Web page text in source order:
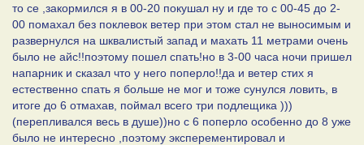
то се ,закормился я в 00-20 покушал ну и где то с 00-45 до 2-
00 помахал без поклевок ветер при этом стал не выносимым и
развернулся на шквалистый запад и махать 11 метрами очень
было не айс!!поэтому пошел спать!но в 3-00 часа ночи пришел
напарник и сказал что у него поперло!!да и ветер стих я
естественно спать я больше не мог и тоже сунулся ловить, в
итоге до 6 отмахав, поймал всего три подлещика )))
(перепливался весь в душе))но с 6 поперло особенно до 8 уже
было не интересно ,поэтому эксперементировал и